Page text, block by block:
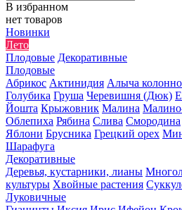
В избранном
нет товаров
Новинки
Лето
Плодовые Декоративные
Плодовые
Абрикос Актинидия Алыча
Голубика Груша Черевишня (Дюк)
Йошта Крыжовник Малина
Облепиха Рябина Слива Смородина
Яблони Брусника Грецкий орех
Шарафуга
Декоративные
Деревья, кустарники, лианы
культуры Хвойные растения
Луковичные